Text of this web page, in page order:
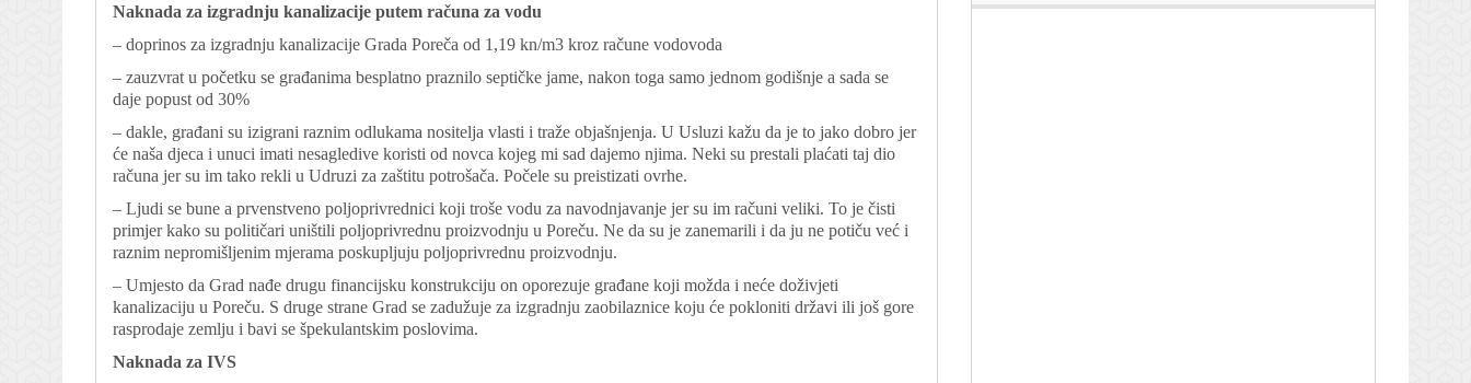
Naknada za izgradnju kanalizacije putem računa za vodu
– doprinos za izgradnju kanalizacije Grada Poreča od 1,19 kn/m3 kroz račune vodovoda
– zauzvrat u početku se građanima besplatno praznilo septičke jame, nakon toga samo jednom godišnje a sada se
daje popust od 30%
– dakle, građani su izigrani raznim odlukama nositelja vlasti i traže objašnjenja. U Usluzi kažu da je to jako dobro jer
će naša djeca i unuci imati nesagledive koristi od novca kojeg mi sad dajemo njima. Neki su prestali plaćati taj dio
računa jer su im tako rekli u Udruzi za zaštitu potrošača. Počele su preistizati ovrhe.
– Ljudi se bune a prvenstveno poljoprivrednici koji troše vodu za navodnjavanje jer su im računi veliki. To je čisti
primjer kako su političari uništili poljoprivrednu proizvodnju u Poreču. Ne da su je zanemarili i da ju ne potiču već i
raznim nepromišljenim mjerama poskupljuju poljoprivrednu proizvodnju.
– Umjesto da Grad nađe drugu financijsku konstrukciju on oporezuje građane koji možda i neće doživjeti
kanalizaciju u Poreču. S druge strane Grad se zadužuje za izgradnju zaobilaznice koju će pokloniti državi ili još gore
rasprodaje zemlju i bavi se špekulantskim poslovima.
Naknada za IVS